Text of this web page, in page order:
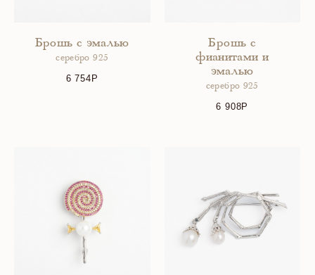
Брошь с эмалью
серебро 925
6 754
Брошь с
фианитами и
эмалью
серебро 925
6 908